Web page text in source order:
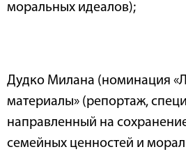
моральных идеалов);
Дудко Милана (номинация
материалы» (репортаж,
направленный на
семейных ценностей и